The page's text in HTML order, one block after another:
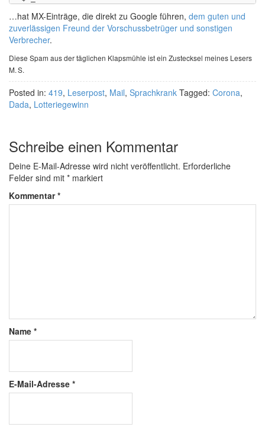
…hat MX-Einträge, die direkt zu Google führen, dem guten und
zuverlässigen Freund der Vorschussbetrüger und sonstigen
Verbrecher.
Diese Spam aus der täglichen Klapsmühle ist ein Zustecksel meines Lesers
M. S.
Posted in: 419, Leserpost, Mail, Sprachkrank Tagged: Corona,
Dada, Lotteriegewinn
Schreibe einen Kommentar
Deine E-Mail-Adresse wird nicht veröffentlicht. Erforderliche
Felder sind mit * markiert
Kommentar*
Name *
E-Mail-Adresse *